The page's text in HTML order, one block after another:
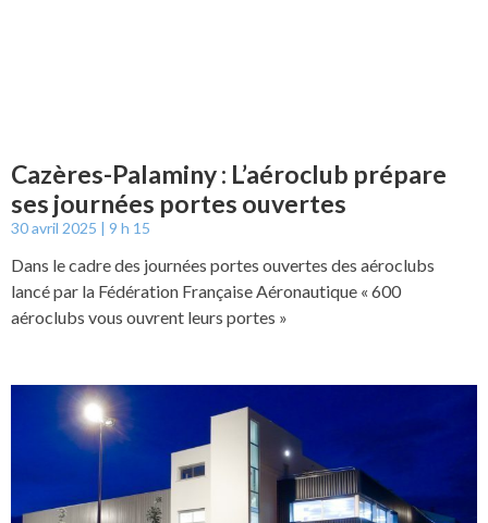
Cazères-Palaminy : L’aéroclub prépare
ses journées portes ouvertes
30 avril 2025 9 h 15
Dans le cadre des journées portes ouvertes des aéroclubs
lancé par la Fédération Française Aéronautique « 600
aéroclubs vous ouvrent leurs portes »